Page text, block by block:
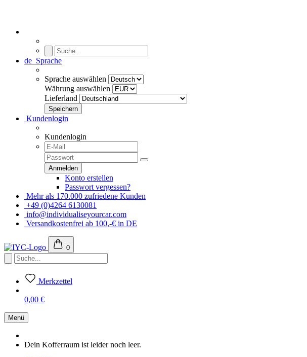
de Sprache
Sprache auswählen
Währung auswählen
Lieferland
Kundenlogin
Kundenlogin
Konto erstellen
Passwort vergessen?
Mehr als 170.000 zufriedene Kunden
+49 (0)4264 6130081
info@individualiseyourcar.com
Versandkostenfrei ab 100,-€ in DE
0
Merkzettel
0,00 €
Menü
Dein Kofferraum ist leider noch leer.